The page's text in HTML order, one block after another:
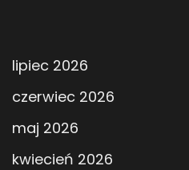
lipiec 2026
czerwiec 2026
maj 2026
kwiecień 2026